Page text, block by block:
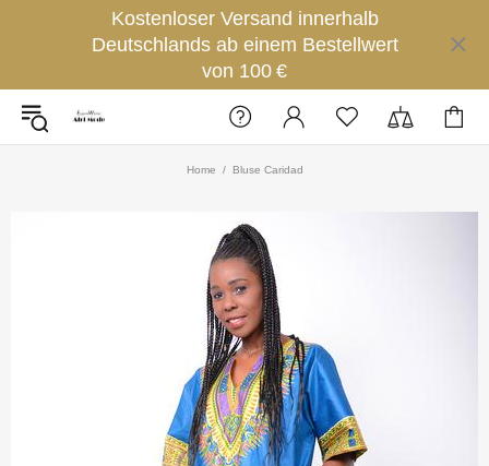
Kostenloser Versand innerhalb
Deutschlands ab einem Bestellwert
von 100 €
Home Bluse Caridad